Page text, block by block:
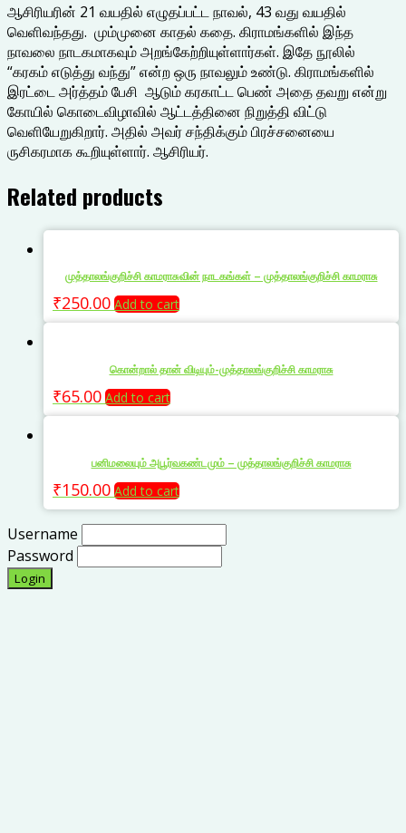
ஆசிரியரின் 21 வயதில் எழுதப்பட்ட நாவல், 43 வது வயதில்
வெளிவந்தது. மும்முனை காதல் கதை. கிராமங்களில் இந்த
நாவலை நாடகமாகவும் அறங்கேற்றியுள்ளார்கள். இதே நூலில்
“கரகம் எடுத்து வந்து” என்ற ஒரு நாவலும் உண்டு. கிராமங்களில்
இரட்டை அர்த்தம் பேசி ஆடும் கரகாட்ட பெண் அதை தவறு என்று
கோயில் கொடைவிழாவில் ஆட்டத்தினை நிறுத்தி விட்டு
வெளியேறுகிறார். அதில் அவர் சந்திக்கும் பிரச்சனையை
ருசிகரமாக கூறியுள்ளார். ஆசிரியர்.
Related products
முத்தாலங்குறிச்சி காமராசுவின் நாடகங்கள் – முத்தாலங்குறிச்சி காமராசு
₹250.00 Add to cart
கொன்றால் தான் விடியும்-முத்தாலங்குறிச்சி காமராசு
₹65.00 Add to cart
பனிமலையும் அபூர்வகண்டமும் – முத்தாலங்குறிச்சி காமராசு
₹150.00 Add to cart
Username
Password